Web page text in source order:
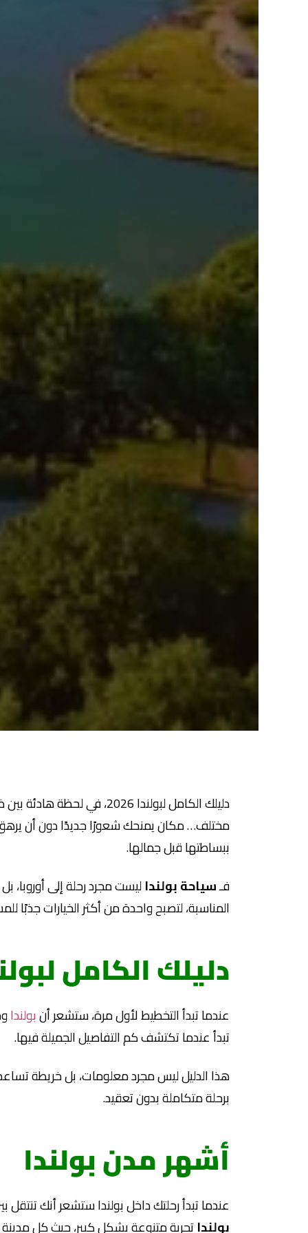
دليلك الكامل لبولندا
مختلف… مكان يمنحك شعورًا جديدًا دون أن يرهق
ببساطتها قبل جمالها.
فـسياحة بولنداليست مجرد رحلة إلى أوروبا، بل
المناسبة، لتصبح واحدة من أكثر الخيارات جذبًا
دليلك الكامل لبولندا
عندما تبدأ التخطيط لأول مرة، ستشعر أنبولندا
تبدأ عندما تكتشف كم التفاصيل الجميلة فيها.
هذا الدليل ليس مجرد معلومات، بل خريطة
برحلة متكاملة بدون تعقيد.
أشهر مدن بولندا
عندما تبدأ رحلتك داخل بولندا ستشعر أنك
بولنداتجربة متنوعة بشكل كبير، حيث كل